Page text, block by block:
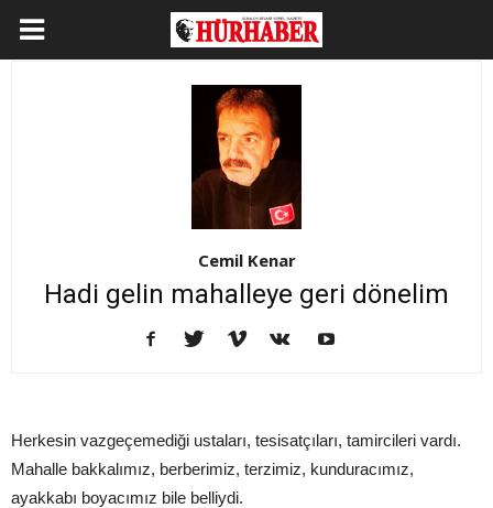
Cemil Kenar
Hadi gelin mahalleye geri dönelim
Herkesin vazgeçemediği ustaları, tesisatçıları, tamircileri vardı.
Mahalle bakkalımız, berberimiz, terzimiz, kunduracımız,
ayakkabı boyacımız bile belliydi.